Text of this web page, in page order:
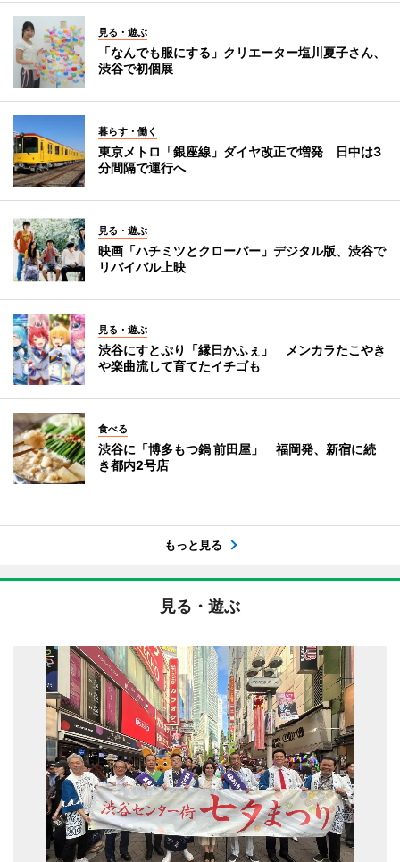
見る・遊ぶ
「なんでも服にする」クリエーター塩川夏子さん、
渋谷で初個展
暮らす・働く
東京メトロ「銀座線」ダイヤ改正で増発 日中は3
分間隔で運行へ
見る・遊ぶ
映画「ハチミツとクローバー」デジタル版、渋谷で
リバイバル上映
見る・遊ぶ
渋谷にすとぷり「縁日かふぇ」 メンカラたこやき
や楽曲流して育てたイチゴも
食べる
渋谷に「博多もつ鍋 前田屋」 福岡発、新宿に続
き都内2号店
もっと見る
見る・遊ぶ